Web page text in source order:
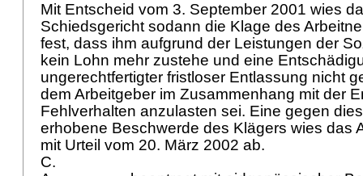
Mit Entscheid vom 3. September 2001 wies
Schiedsgericht sodann die Klage des
fest, dass ihm aufgrund der Leistungen der
kein Lohn mehr zustehe und eine
ungerechtfertigter fristloser Entlassung nicht
dem Arbeitgeber im Zusammenhang mit der
Fehlverhalten anzulasten sei. Eine gegen
erhobene Beschwerde des Klägers wies das
mit Urteil vom 20. März 2002 ab.
C.